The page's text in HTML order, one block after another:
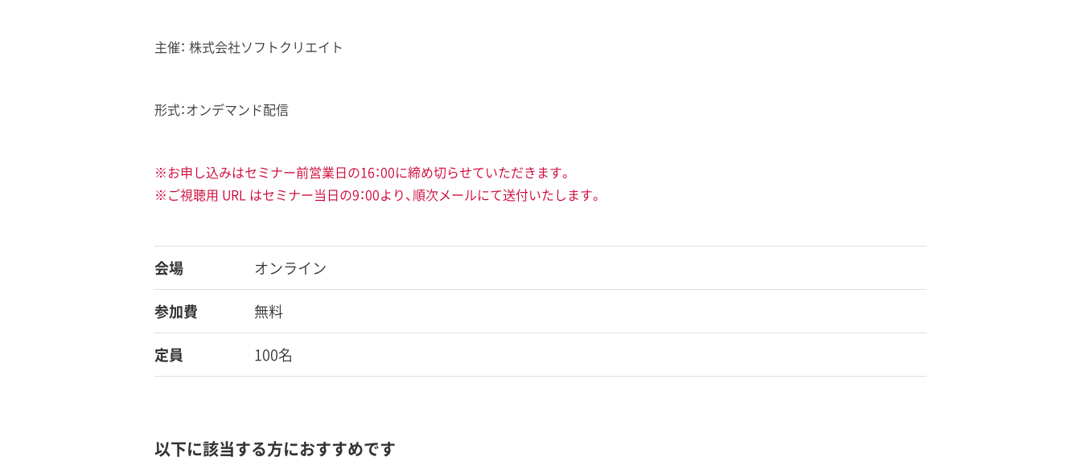
主催： 株式会社ソフトクリエイト
形式：オンデマンド配信
※お申し込みはセミナー前営業日の16：00に締め切らせていただきます。
※ご視聴用 URL はセミナー当日の9：00より、順次メールにて送付いたします。
会場
オンライン
参加費
無料
定員
100名
以下に該当する方におすすめです